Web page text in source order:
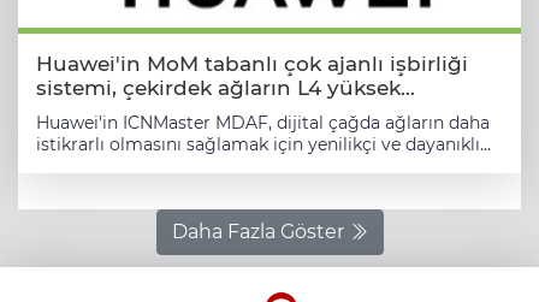
Huawei'in MoM tabanlı çok ajanlı işbirliği
sistemi, çekirdek ağların L4 yüksek
kararlılığa geçişini güçlendiriyor
Huawei'in ICNMaster MDAF, dijital çağda ağların daha
istikrarlı olmasını sağlamak için yenilikçi ve dayanıklı
hafifletmekte ve otonom ağların geliştirilmesi için
zemin hazırlamaktadır. PRNewswire / SHENZHEN, Çin
(İGFA) - Dijitalleşmenin hız kazandığı günümüzde,
ağlara bağımlıdır. Ağların istikrarı, bireylerin 'dijital
Daha Fazla Göster